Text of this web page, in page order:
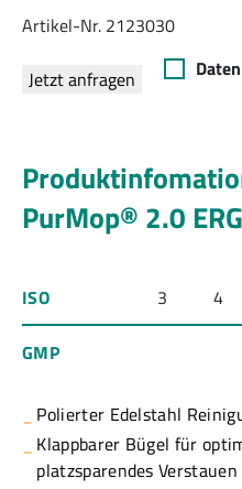
Artikel-Nr. 2123030
Jetzt anfragen
PurMop® 2.0
ISO 3 4
GMP
Polierter Edelstahl
Klappbarer Bügel für
platzsparendes Verstauen